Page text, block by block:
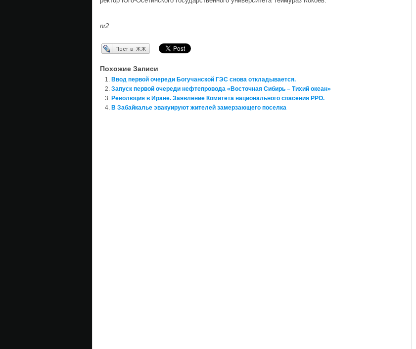
nr2
Перепост в ЖЖ
Похожие Записи
Ввод первой очереди Богучанской ГЭС снова откладывается.
Запуск первой очереди нефтепровода «Восточная Сибирь – Тихий океан»
Революция в Иране. Заявление Комитета национального спасения РРО.
В Забайкалье эвакуируют жителей замерзающего поселка